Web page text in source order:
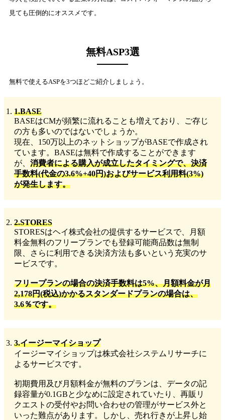
見ても圧倒的にオススメです。
無料ASP3選
無料で使えるASPを3つほどご紹介しましょう。
1.BASE
BASEはCMが頻繁に流れることも増えており、ご存じ
の方も多いのではないでしょうか。
現在、150万以上のネットショップがBASEで作成され
ています。BASEは無料で作成することができます
が、 消費者による購入が成立したタイミングで、決済
手数料(代金の3.6%+40円)およびサービス利用料(3%)
が発生します。
2.STORES
STORESはヘイ株式会社の提供するサービスで、月額
料金無料のフリープランでも登録可能商品数は無制
限、さらに利用できる決済方法も多いという充実のサ
ービスです。
フリープランの場合の決済手数料は5%、月額料金が月
2,178円(税込)かかるスタンダードプランの場合は、
3.6％です。
3.イージーマイショップ
イージーマイショップは株式会社システムリサーチに
よるサービスです。
初期費用及び月額料金が無料のプランは、データの記
録容量が0.1GBと少なめに設定されていたり、再販リ
クエストの受付やお問い合わせの管理がサービス外と
いった難点があります。しかし、売れ行きが上昇し始